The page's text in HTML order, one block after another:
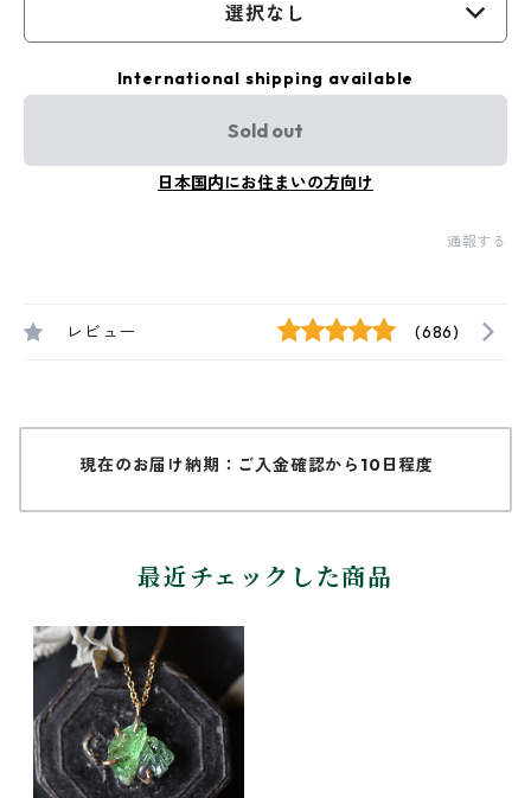
選択なし
International shipping available
Sold out
日本国内にお住まいの方向け
通報する
レビュー (686)
現在のお届け納期：ご入金確認から10日程度
最近チェックした商品